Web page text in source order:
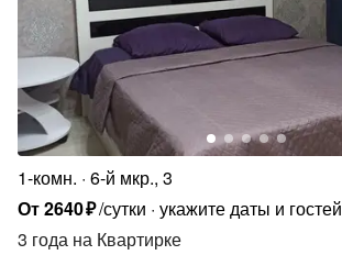
1-комн. 6-й мкр., 3
От2640₽/сутки укажите даты и гостей
3 года на Квартирке